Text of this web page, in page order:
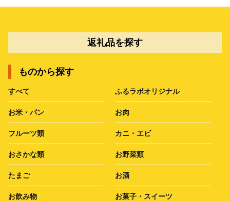
返礼品を探す
ものから探す
すべて ふるラボオリジナル
お米・パン お肉
フルーツ類 カニ・エビ
おさかな類 お野菜類
たまご お酒
お飲み物 お菓子・スイーツ